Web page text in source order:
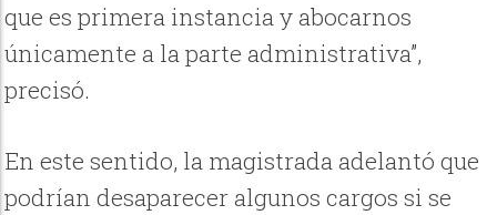
que es primera instancia y abocarnos
únicamente a la parte administrativa”,
precisó.
En este sentido, la magistrada adelantó que
podrían desaparecer algunos cargos si se